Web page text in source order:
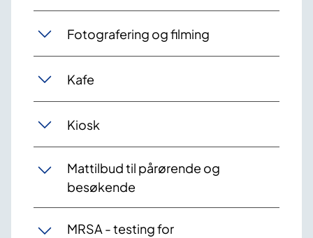
Fotografering og filming
Kafe
Kiosk
Mattilbud til pårørende og
besøkende
MRSA - testing for